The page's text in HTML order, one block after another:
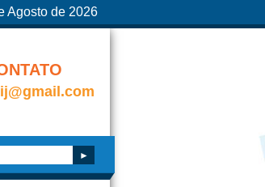
Agosto de 2026